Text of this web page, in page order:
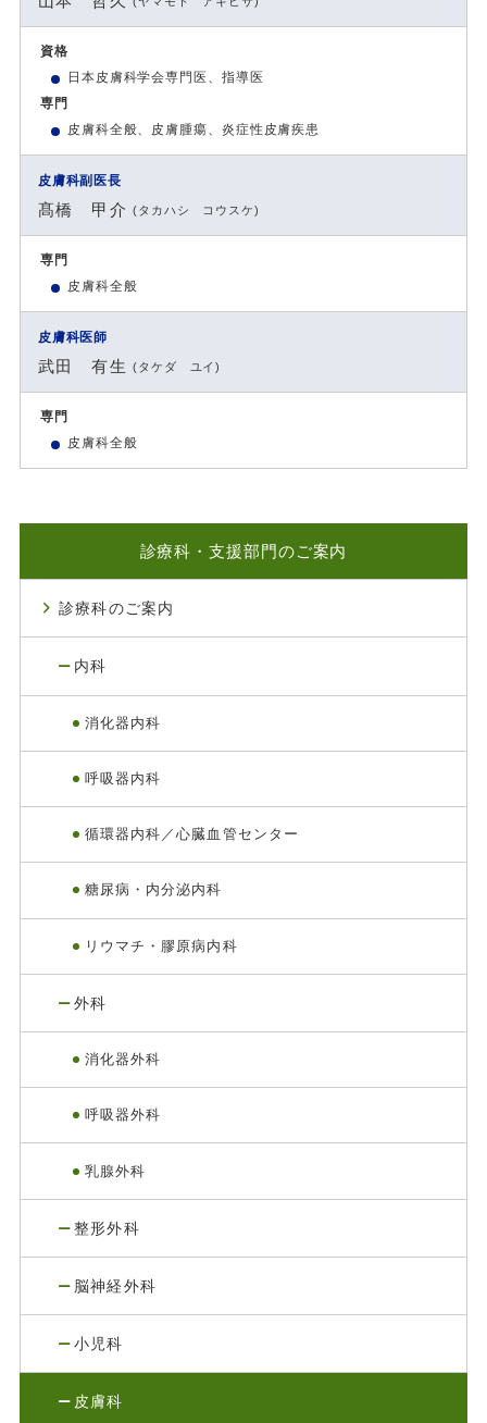
資格
日本皮膚科学会専門医、指導医
専門
皮膚科全般、皮膚腫瘍、炎症性皮膚疾患
皮膚科副医長
髙橋 甲介 (タカハシ コウスケ)
専門
皮膚科全般
皮膚科医師
武田 有生 (タケダ ユイ)
専門
皮膚科全般
診療科・支援部門のご案内
診療科のご案内
内科
消化器内科
呼吸器内科
循環器内科／心臓血管センター
糖尿病・内分泌内科
リウマチ・膠原病内科
外科
消化器外科
呼吸器外科
乳腺外科
整形外科
脳神経外科
小児科
皮膚科